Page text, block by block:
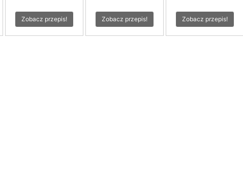
Zobacz przepis! Zobacz przepis! Zobacz przepis!